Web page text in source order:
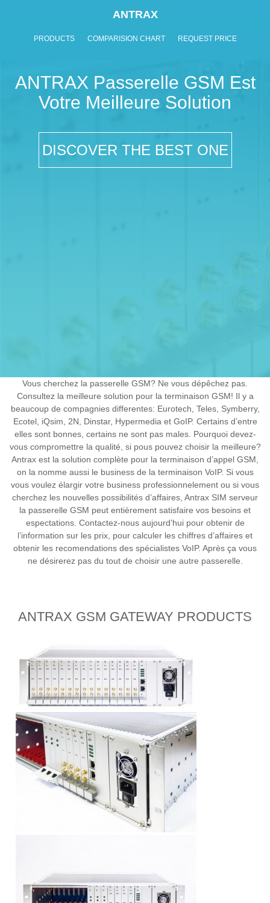
ANTRAX
PRODUCTS COMPARISION CHART REQUEST PRICE
ANTRAX Passerelle GSM Est
Votre Meilleure Solution
DISCOVER THE BEST ONE
Vous cherchez la passerelle GSM? Ne vous dépêchez pas.
Consultez la meilleure solution pour la terminaison GSM! Il y a
beaucoup de compagnies differentes: Eurotech, Teles, Symberry,
Ecotel, iQsim, 2N, Dinstar, Hypermedia et GoIP. Certains d’entre
elles sont bonnes, certains ne sont pas males. Pourquoi devez-
vous compromettre la qualité, si pous pouvez choisir la meilleure?
Antrax est la solution complète pour la terminaison d’appel GSM,
on la nomme aussi le business de la terminaison VoIP. Si vous
vous voulez élargir votre business professionnelement ou si vous
cherchez les nouvelles possibilités d’affaires, Antrax SIM serveur
la passerelle GSM peut entièrement satisfaire vos besoins et
espectations. Contactez-nous aujourd’hui pour obtenir de
l’information sur les prix, pour calculer les chiffres d’affaires et
obtenir les recomendations des spécialistes VoIP. Après ça vous
ne désirerez pas du tout de choisir une autre passerelle.
ANTRAX GSM GATEWAY PRODUCTS